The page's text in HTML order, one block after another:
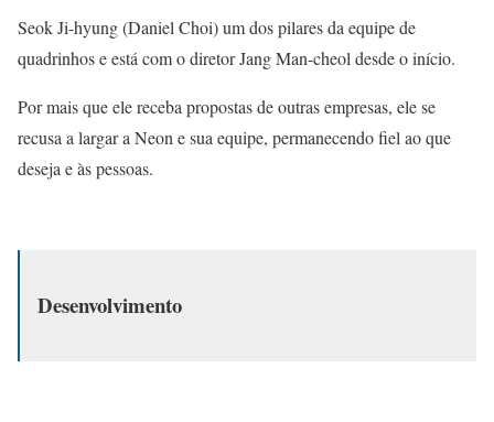
Seok Ji-hyung (Daniel Choi) um dos pilares da equipe de
quadrinhos e está com o diretor Jang Man-cheol desde o início.
Por mais que ele receba propostas de outras empresas, ele se
recusa a largar a Neon e sua equipe, permanecendo fiel ao que
deseja e às pessoas.
Desenvolvimento